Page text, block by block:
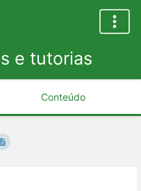
e tutorias
Conteúdo